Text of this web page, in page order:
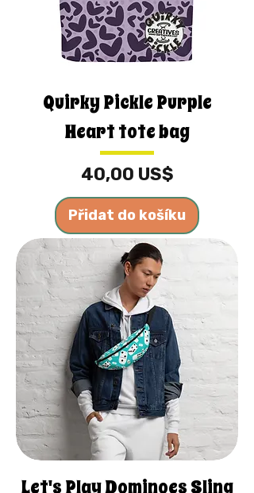
Quirky Pickle Purple
Heart tote bag
Cena
40,00 US$
Přidat do košíku
Let's Play Dominoes Sling